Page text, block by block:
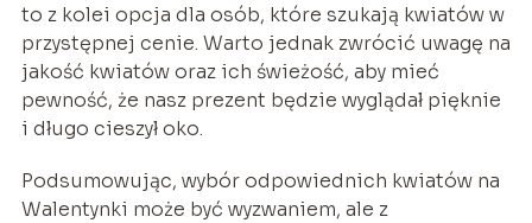
to z kolei opcja dla osób, które szukają kwiatów w
przystępnej cenie. Warto jednak zwrócić uwagę na
jakość kwiatów oraz ich świeżość, aby mieć
pewność, że nasz prezent będzie wyglądał pięknie
i długo cieszył oko.
Podsumowując, wybór odpowiednich kwiatów na
Walentynki może być wyzwaniem, ale z